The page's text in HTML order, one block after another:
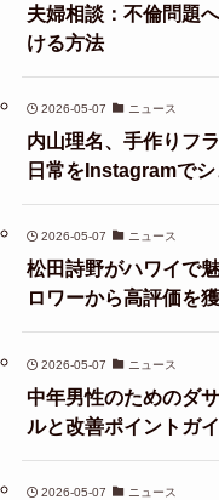
夫婦相談：不倫問題
ける方法
2026-05-07 ニュース
内山理名、手作りフ
日常をInstagramで
2026-05-07 ニュース
松田詩野がハワイで
ロワーから高評価を
2026-05-07 ニュース
中年男性のためのダ
ルと改善ポイントガ
2026-05-07 ニュース